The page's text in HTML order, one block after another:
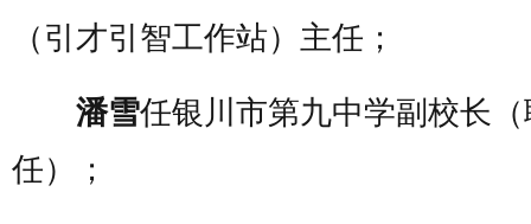
（引才引智工作站）主任；
潘雪任银川市第九中学副校长（
任）；